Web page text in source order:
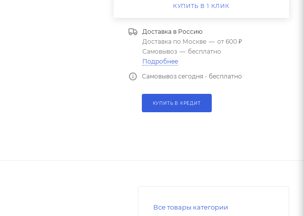
КУПИТЬ В 1 КЛИК
Доставка в Россию
Доставка по Москве — от 600 ₽
Самовывоз — бесплатно
Подробнее
Самовывоз сегодня - бесплатно
КУПИТЬ В КРЕДИТ
Все товары категории